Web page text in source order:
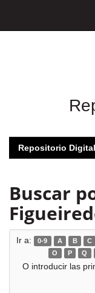
Repositorio
Buscar
Ir a: 0-9 A B C
O
P Q
O introducir las